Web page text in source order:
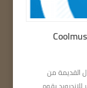
القديمة من